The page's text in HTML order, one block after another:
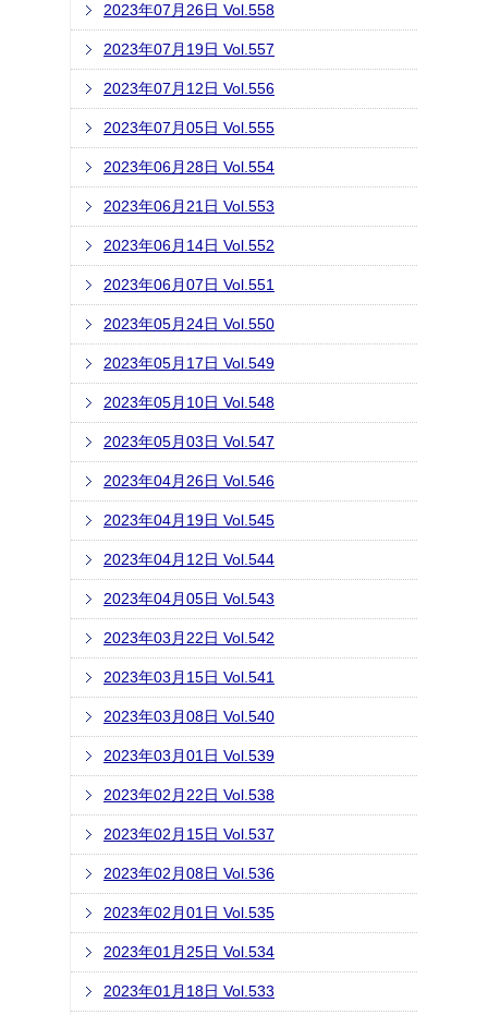
2023年07月26日 Vol.558
2023年07月19日 Vol.557
2023年07月12日 Vol.556
2023年07月05日 Vol.555
2023年06月28日 Vol.554
2023年06月21日 Vol.553
2023年06月14日 Vol.552
2023年06月07日 Vol.551
2023年05月24日 Vol.550
2023年05月17日 Vol.549
2023年05月10日 Vol.548
2023年05月03日 Vol.547
2023年04月26日 Vol.546
2023年04月19日 Vol.545
2023年04月12日 Vol.544
2023年04月05日 Vol.543
2023年03月22日 Vol.542
2023年03月15日 Vol.541
2023年03月08日 Vol.540
2023年03月01日 Vol.539
2023年02月22日 Vol.538
2023年02月15日 Vol.537
2023年02月08日 Vol.536
2023年02月01日 Vol.535
2023年01月25日 Vol.534
2023年01月18日 Vol.533